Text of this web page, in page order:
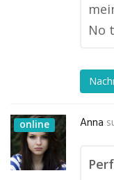
No
online Anna